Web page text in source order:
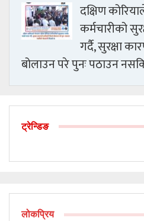
दक्षिण
कर्मचारीको
गर्दै, सुरक्षा
बोलाउन परे पुनः पठाउन
ट्रेन्डिङ
लोकप्रिय